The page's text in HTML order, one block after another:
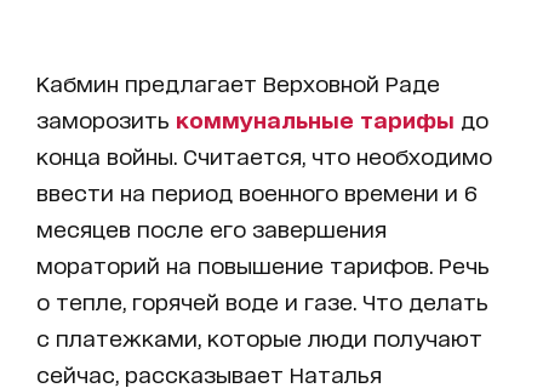
Кабмин предлагает Верховной Раде
заморозить коммунальные тарифы до
конца войны. Считается, что необходимо
ввести на период военного времени и 6
месяцев после его завершения
мораторий на повышение тарифов. Речь
о тепле, горячей воде и газе. Что делать
с платежками, которые люди получают
сейчас, рассказывает Наталья